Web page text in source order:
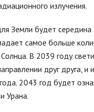
излучения.
Земли будет середина
самое больше
В 2039 году
друг друга, и
2043 год будет
Урана.